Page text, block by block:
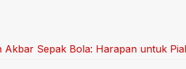
Akbar Sepak Bola: Harapan untuk